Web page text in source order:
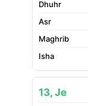
13, Je